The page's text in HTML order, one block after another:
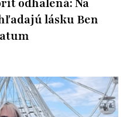
odhalená: Na
lásku Ben